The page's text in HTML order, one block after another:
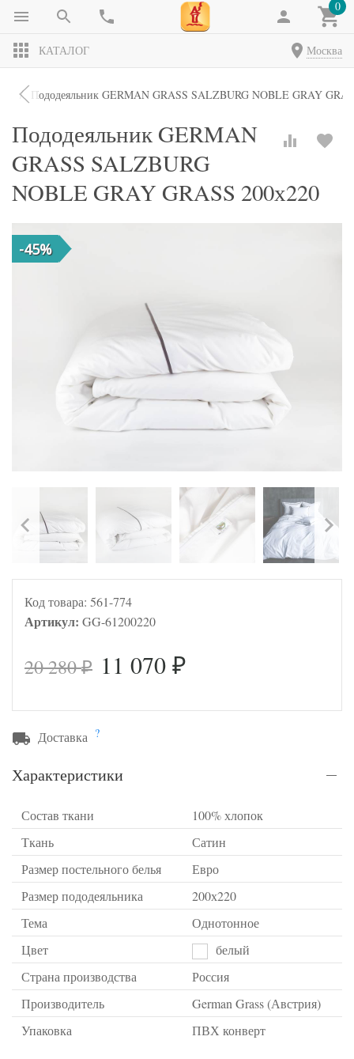
0
КАТАЛОГ Москва
Пододеяльник GERMAN GRASS SALZBURG NOBLE GRAY
Пододеяльник GERMAN
GRASS SALZBURG
NOBLE GRAY GRASS 200х220
-45%
Код товара: 561-774
Артикул: GG-61200220
20 280₽ 11 070 ₽
Доставка ?
Характеристики
Состав ткани
100% хлопок
Ткань
Сатин
Размер постельного белья
Евро
Размер пододеяльника
200х220
Тема
Однотонное
Цвет
белый
Страна производства
Россия
Производитель
German Grass (Австрия)
Упаковка
ПВХ конверт